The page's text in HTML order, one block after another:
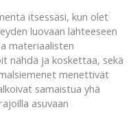
itsessäsi, kun olet
luovaan lähteeseen
materiaalisten
nähdä ja koskettaa, sekä
menettivät
samaistua yhä
asuvaan